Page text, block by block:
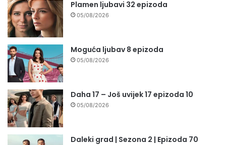
Plamen ljubavi 32 epizoda
05/08/2026
Moguća ljubav 8 epizoda
05/08/2026
Daha 17 – Još uvijek 17 epizoda 10
05/08/2026
Daleki grad | Sezona 2 | Epizoda 70